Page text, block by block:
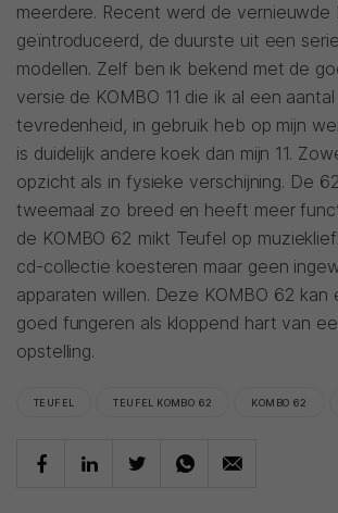
meerdere. Recent werd de vernieuwde
geïntroduceerd, de duurste uit een
modellen. Zelf ben ik bekend met de
versie de KOMBO 11 die ik al een
tevredenheid, in gebruik heb op mijn
is duidelijk andere koek dan mijn 11.
opzicht als in fysieke verschijning. De
tweemaal zo breed en heeft meer
de KOMBO 62 mikt Teufel op
cd-collectie koesteren maar geen
apparaten willen. Deze KOMBO 62
goed fungeren als kloppend hart van
opstelling.
TEUFEL TEUFEL KOMBO 62 KOMBO 62